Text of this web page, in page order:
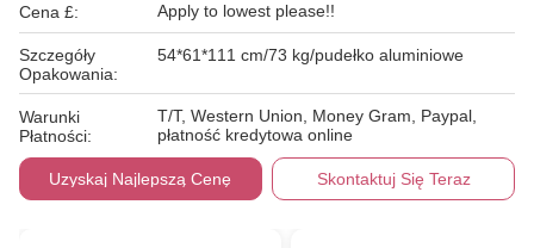
Cena £: Apply to lowest please!!
Szczegóły
Opakowania:
54*61*111 cm/73 kg/pudełko aluminiowe
Warunki
Płatności:
T/T, Western Union, Money Gram, Paypal,
płatność kredytowa online
Uzyskaj Najlepszą Cenę Skontaktuj Się Teraz